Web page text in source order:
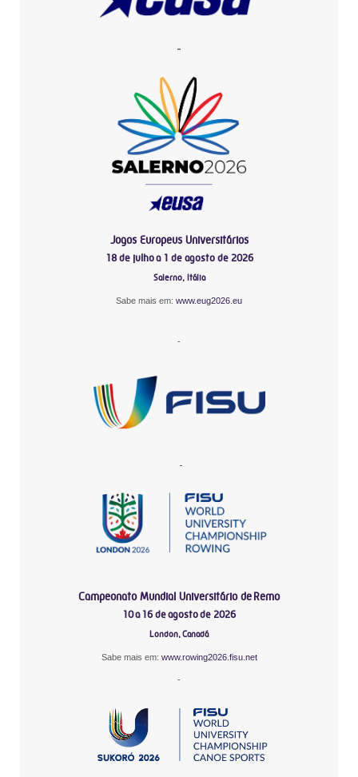
-
Jogos Europeus Universitários
18 de julho a 1 de agosto de 2026
Salerno, Itália
Sabe mais em: www.eug2026.eu
-
-
Campeonato Mundial Universitário de Remo
10 a 16 de agosto de 2026
London, Canadá
Sabe mais em: www.rowing2026.fisu.net
-